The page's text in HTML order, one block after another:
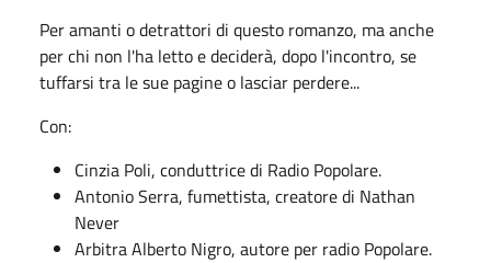
Per amanti o detrattori di questo romanzo, ma anche
per chi non l'ha letto e deciderà, dopo l'incontro, se
tuffarsi tra le sue pagine o lasciar perdere...
Con:
Cinzia Poli, conduttrice di Radio Popolare.
Antonio Serra, fumettista, creatore di Nathan
Never
Arbitra Alberto Nigro, autore per radio Popolare.